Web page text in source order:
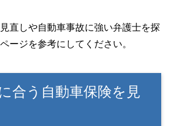
直しや自動車事故に強い弁護士を探
ージを参考にしてください。
合う自動車保険を見